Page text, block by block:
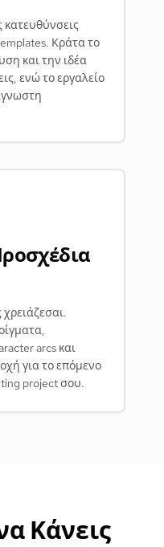
κατευθύνσεις
Κράτα το
και την ιδέα
ενώ το εργαλείο
arcs και
για το επόμενο
project σου.
Κάνεις